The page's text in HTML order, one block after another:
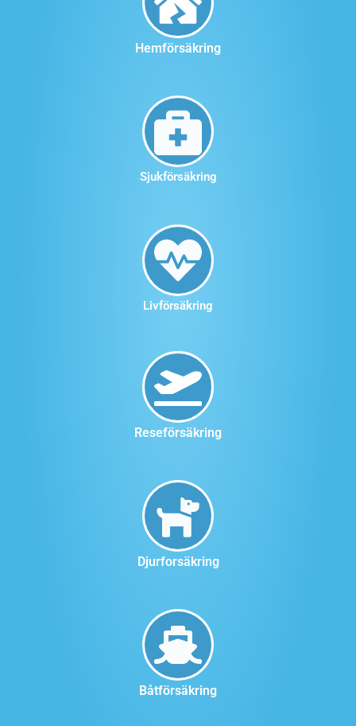
Hemförsäkring
Sjukförsäkring
Livförsäkring
Reseförsäkring
Djurforsäkring
Båtförsäkring